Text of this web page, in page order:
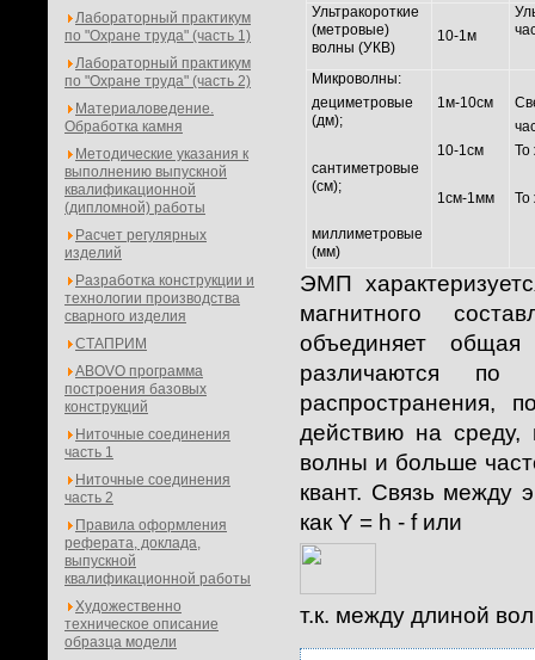
Лабораторный практикум
по "Охране труда" (часть 1)
Лабораторный практикум
по "Охране труда" (часть 2)
Материаловедение.
Обработка камня
Методические указания к
выполнению выпускной
квалификационной
(дипломной) работы
Расчет регулярных
изделий
Разработка конструкции и
технологии производства
сварного изделия
СТАПРИМ
ABOVO программа
построения базовых
конструкций
Ниточные соединения
часть 1
Ниточные соединения
часть 2
Правила оформления
реферата, доклада,
выпускной
квалификационной работы
Художественно
техническое описание
образца модели
Ультракороткие
(метровые)
волны (УКВ)
10-1м
Микроволны:
дециметровые
(дм);
сантиметровые
(см);
миллиметровые
(мм)
1м-10см
10-1см
1см-1мм
То
То
ЭМП
магнитного
объединяет
различаются по
распространения,
действию на
волны и больше
квант. Связь между
как Y = h - f или
т.к. между длиной